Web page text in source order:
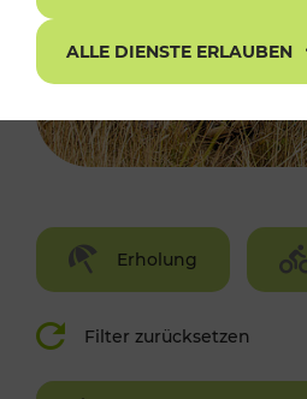
Erholung
Filter zurücksetzen
ALLE DIENSTE ERLAUBEN